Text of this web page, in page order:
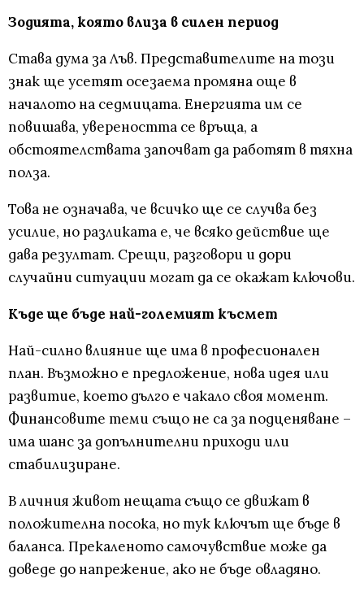
Зодията, която влиза в силен период
Става дума за Лъв. Представителите на този
знак ще усетят осезаема промяна още в
началото на седмицата. Енергията им се
повишава, увереността се връща, а
обстоятелствата започват да работят в тяхна
полза.
Това не означава, че всичко ще се случва без
усилие, но разликата е, че всяко действие ще
дава резултат. Срещи, разговори и дори
случайни ситуации могат да се окажат ключови.
Къде ще бъде най-големият късмет
Най-силно влияние ще има в професионален
план. Възможно е предложение, нова идея или
развитие, което дълго е чакало своя момент.
Финансовите теми също не са за подценяване –
има шанс за допълнителни приходи или
стабилизиране.
В личния живот нещата също се движат в
положителна посока, но тук ключът ще бъде в
баланса. Прекаленото самочувствие може да
доведе до напрежение, ако не бъде овладяно.